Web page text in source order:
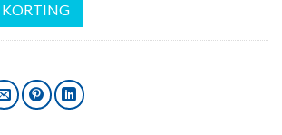
KORTING